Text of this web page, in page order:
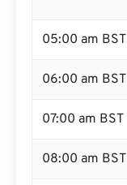
05:00 am BST
06:00 am BST
07:00 am BST
08:00 am BST